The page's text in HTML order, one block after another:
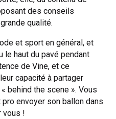
des conseils
qualité.
et sport en général, et
le haut du pavé pendant
de Vine, et ce
capacité à partager
behind the scene ». Vous
envoyer son ballon dans
vous !